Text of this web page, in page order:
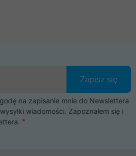
Zapisz się
na zapisanie mnie do Newslettera
wiadomości. Zapoznałem się i
.